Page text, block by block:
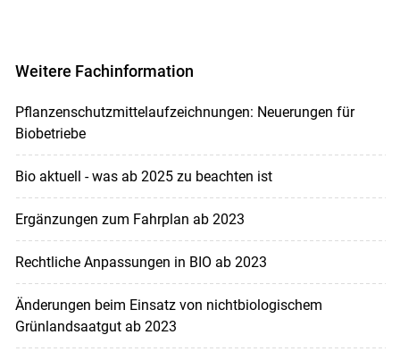
Weitere Fachinformation
Pflanzenschutzmittelaufzeichnungen: Neuerungen für
Biobetriebe
Bio aktuell - was ab 2025 zu beachten ist
Ergänzungen zum Fahrplan ab 2023
Rechtliche Anpassungen in BIO ab 2023
Änderungen beim Einsatz von nichtbiologischem
Grünlandsaatgut ab 2023